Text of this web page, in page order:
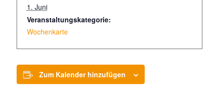
1. Juni
Veranstaltungskategorie:
Wochenkarte
Zum Kalender hinzufügen